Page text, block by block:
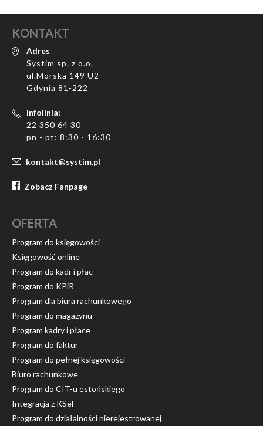
KONTAKT
Adres
Systim sp. z o.o.
ul.Morska 149 U2
Gdynia 81-222
Infolinia:
22 350 64 30
pn - pt: 8:30 - 16:30
kontakt@systim.pl
Zobacz Fanpage
OFERTA
Program do księgowości
Księgowość online
Program do kadr i płac
Program do KPiR
Program dla biura rachunkowego
Program do magazynu
Program kadry i płace
Program do faktur
Program do pełnej księgowości
Biuro rachunkowe
Program do CIT-u estońskiego
Integracja z KSeF
Program do działalności nierejestrowanej